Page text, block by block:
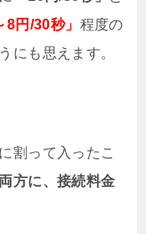
8円/30秒」 程度の
にも思えます。
割って入ったこ
方に、接続料金